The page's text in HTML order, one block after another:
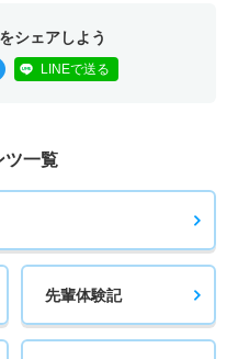
シェアしよう
LINEで送る
ツ一覧
先輩体験記